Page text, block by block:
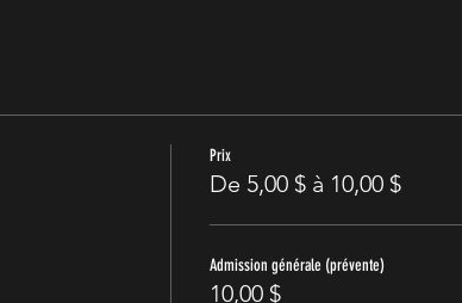
Prix
De 5,00 $ à 10,00 $
Admission générale (prévente)
10,00 $